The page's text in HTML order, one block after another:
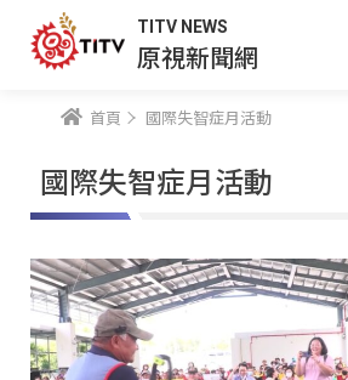
TITV NEWS
原視新聞網
首頁 國際失智症月活動
國際失智症月活動